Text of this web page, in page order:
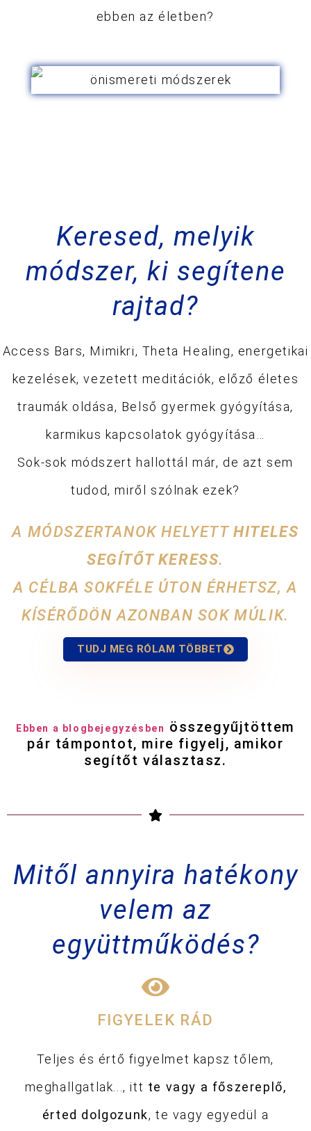
ebben az életben?
Keresed, melyik
módszer, ki segítene
rajtad?
Access Bars, Mimikri, Theta Healing, energetikai
kezelések, vezetett meditációk, előző életes
traumák oldása, Belső gyermek gyógyítása,
karmikus kapcsolatok gyógyítása…
Sok-sok módszert hallottál már, de azt sem
tudod, miről szólnak ezek?
A MÓDSZERTANOK HELYETTHITELES
SEGÍTŐT KERESS.
A CÉLBA SOKFÉLE ÚTON ÉRHETSZ, A
KÍSÉRŐDÖN AZONBAN SOK MÚLIK.
TUDJ MEG RÓLAM TÖBBET
Ebben a blogbejegyzésben
összegyűjtöttem
pár támpontot, mire figyelj, amikor
segítőt választasz.
Mitől annyira hatékony
velem az
együttműködés?
FIGYELEK RÁD
Teljes és értő figyelmet kapsz tőlem,
meghallgatlak..., itt te vagy a főszereplő,
érted dolgozunk, te vagy egyedül a